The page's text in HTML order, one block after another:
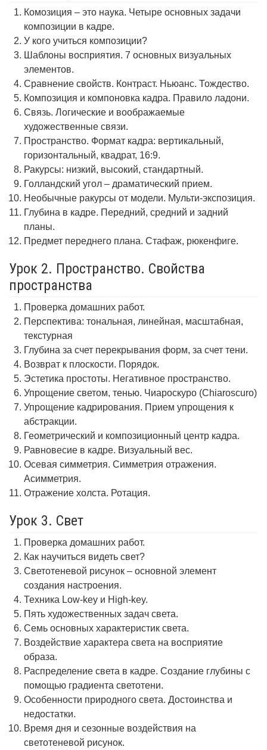
Комозиция – это наука. Четыре основных задачи
композиции в кадре.
У кого учиться композиции?
Шаблоны восприятия. 7 основных визуальных
элементов.
Сравнение свойств. Контраст. Ньюанс. Тождество.
Композиция и компоновка кадра. Правило ладони.
Связь. Логические и воображаемые
художественные связи.
Пространство. Формат кадра: вертикальный,
горизонтальный, квадрат, 16:9.
Ракурсы: низкий, высокий, стандартный.
Голландский угол – драматический прием.
Необычные ракурсы от модели. Мульти-экспозиция.
Глубина в кадре. Передний, средний и задний
планы.
Предмет переднего плана. Стафаж, рюкенфиге.
Урок 2. Пространство. Свойства
пространства
Проверка домашних работ.
Перспектива: тональная, линейная, масштабная,
текстурная
Глубина за счет перекрывания форм, за счет тени.
Возврат к плоскости. Порядок.
Эстетика простоты. Негативное пространство.
Упрощение светом, тенью. Чиароскуро (Chiaroscuro)
Упрощение кадрирования. Прием упрощения к
абстракции.
Геометрический и композиционный центр кадра.
Равновесие в кадре. Визуальный вес.
Осевая симметрия. Симметрия отражения.
Асимметрия.
Отражение холста. Ротация.
Урок 3. Свет
Проверка домашних работ.
Как научиться видеть свет?
Светотеневой рисунок – основной элемент
создания настроения.
Техника Low-key и High-key.
Пять художественных задач света.
Семь основных характеристик света.
Воздействие характера света на восприятие
образа.
Распределение света в кадре. Создание глубины с
помощью градиента светотени.
Особенности природного света. Достоинства и
недостатки.
Время дня и сезонные воздействия на
светотеневой рисунок.